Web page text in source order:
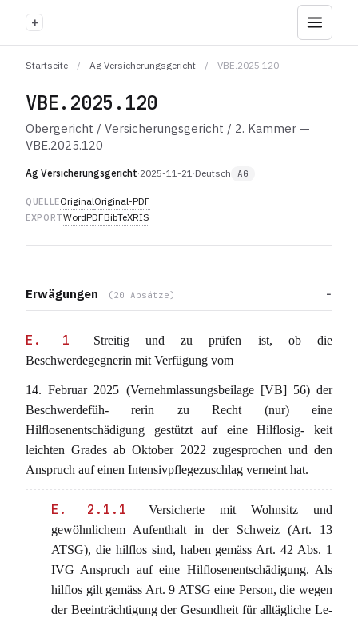
+
Startseite / Ag Versicherungsgericht / VBE.2025.120
VBE.2025.120
Obergericht / Versicherungsgericht / 2. Kammer —
VBE.2025.120
Ag Versicherungsgericht·2025-11-21·Deutsch AG
QUELLEOriginalOriginal-PDF
EXPORTWordPDFBibTeXRIS
Erwägungen (20 Absätze)
E. 1
Streitig und zu prüfen ist, ob die
Beschwerdegegnerin mit Verfügung vom
14. Februar 2025 (Vernehmlassungsbeilage [VB] 56) der
Beschwerdefüh- rerin zu Recht (nur) eine
Hilflosenentschädigung gestützt auf eine Hilflosig- keit
leichten Grades ab Oktober 2022 zugesprochen und den
Anspruch auf einen Intensivpflegezuschlag verneint hat.
E. 2.1.1
Versicherte mit Wohnsitz und
gewöhnlichem Aufenthalt in der Schweiz (Art. 13
ATSG), die hilflos sind, haben gemäss Art. 42 Abs. 1
IVG Anspruch auf eine Hilflosenentschädigung. Als
hilflos gilt gemäss Art. 9 ATSG eine Person, die wegen
der Beeinträchtigung der Gesundheit für alltägliche Le-